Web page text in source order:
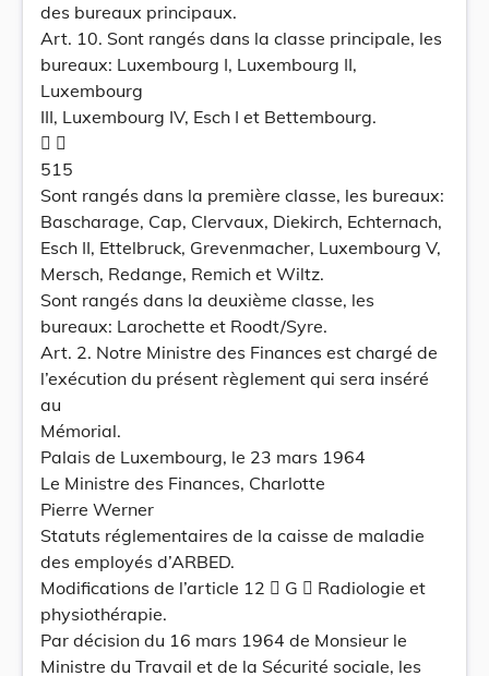
des bureaux principaux.
Art. 10. Sont rangés dans la classe principale, les
bureaux: Luxembourg I, Luxembourg II,
Luxembourg
III, Luxembourg IV, Esch I et Bettembourg.
 
515
Sont rangés dans la première classe, les bureaux:
Bascharage, Cap, Clervaux, Diekirch, Echternach,
Esch II, Ettelbruck, Grevenmacher, Luxembourg V,
Mersch, Redange, Remich et Wiltz.
Sont rangés dans la deuxième classe, les
bureaux: Larochette et Roodt/Syre.
Art. 2. Notre Ministre des Finances est chargé de
l’exécution du présent règlement qui sera inséré
au
Mémorial.
Palais de Luxembourg, le 23 mars 1964
Le Ministre des Finances, Charlotte
Pierre Werner
Statuts réglementaires de la caisse de maladie
des employés d’ARBED.
Modifications de l’article 12  G  Radiologie et
physiothérapie.
Par décision du 16 mars 1964 de Monsieur le
Ministre du Travail et de la Sécurité sociale, les